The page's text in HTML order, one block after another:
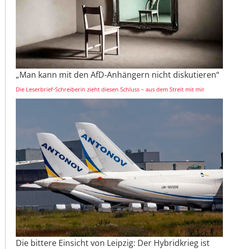
„Man kann mit den AfD-Anhängern nicht diskutieren“
Die Leserbrief-Schreiberin zieht diesen Schluss – aus dem Streit mit mir
Die bittere Einsicht von Leipzig: Der Hybridkrieg ist